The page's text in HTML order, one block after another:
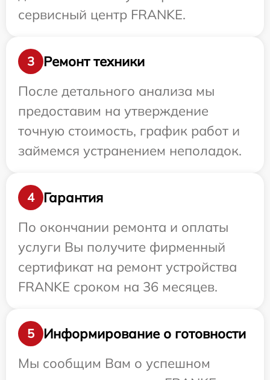
сервисный центр FRANKE.
3
Ремонт техники
После детального анализа мы
предоставим на утверждение
точную стоимость, график работ и
займемся устранением неполадок.
4
Гарантия
По окончании ремонта и оплаты
услуги Вы получите фирменный
сертификат на ремонт устройства
FRANKE сроком на 36 месяцев.
5
Информирование о готовности
Мы сообщим Вам о успешном